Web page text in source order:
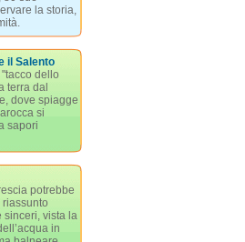
la storia,
il Salento
"tacco dello
terra dal
dove spiagge
si
sapori
potrebbe
sinceri, vista la
in